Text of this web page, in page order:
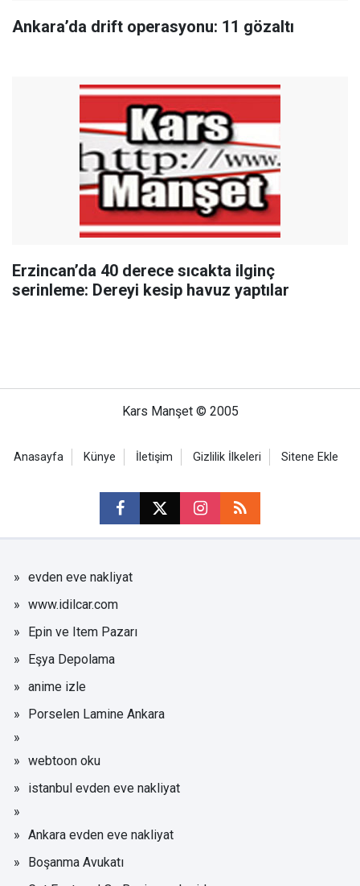
Ankara’da drift operasyonu: 11 gözaltı
Erzincan’da 40 derece sıcakta ilginç
serinleme: Dereyi kesip havuz yaptılar
Kars Manşet © 2005
Anasayfa Künye İletişim Gizlilik İlkeleri Sitene Ekle
evden eve nakliyat
www.idilcar.com
Epin ve Item Pazarı
Eşya Depolama
anime izle
Porselen Lamine Ankara
webtoon oku
istanbul evden eve nakliyat
Ankara evden eve nakliyat
Boşanma Avukatı